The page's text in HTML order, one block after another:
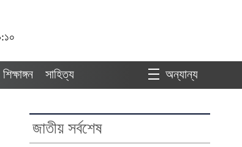
শিক্ষাঙ্গন সাহিত্য অন্যান্য
জাতীয় সর্বশেষ